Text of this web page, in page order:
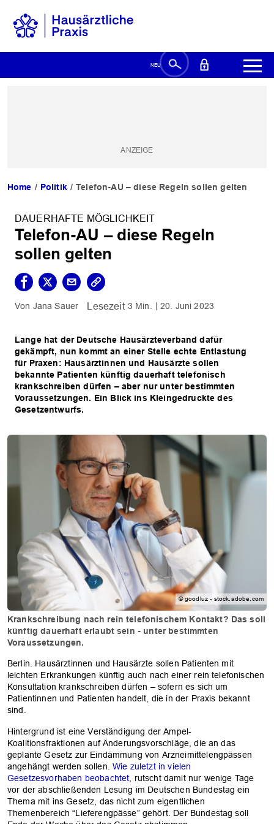
Home Politik Telefon-AU – diese Regeln sollen gelten
DAUERHAFTE MÖGLICHKEIT
Telefon-AU – diese Regeln
sollen gelten
Jana Sauer 3 Min. 20. Juni 2023
Lange hat der Deutsche Hausärzteverband dafür
gekämpft, nun kommt an einer Stelle echte Entlastung
für Praxen: Hausärztinnen und Hausärzte sollen
bekannte Patienten künftig dauerhaft telefonisch
krankschreiben dürfen – aber nur unter bestimmten
Voraussetzungen. Ein Blick ins Kleingedruckte des
Gesetzentwurfs.
© goodluz - stock.adobe.com
Krankschreibung nach rein telefonischem Kontakt? Das soll
künftig dauerhaft erlaubt sein - unter bestimmten
Voraussetzungen.
Berlin. Hausärztinnen und Hausärzte sollen Patienten mit
leichten Erkrankungen künftig auch nach einer rein telefonischen
Konsultation krankschreiben dürfen – sofern es sich um
Patientinnen und Patienten handelt, die in der Praxis bekannt
sind.
Hintergrund ist eine Verständigung der Ampel-
Koalitionsfraktionen auf Änderungsvorschläge, die an das
geplante Gesetz zur Eindämmung von Arzneimittelengpässen
angehängt werden sollen.Wie zuletzt in vielen
Gesetzesvorhaben beobachtet , rutscht damit nur wenige Tage
vor der abschließenden Lesung im Deutschen Bundestag ein
Thema mit ins Gesetz, das nicht zum eigentlichen
Themenbereich “Lieferengpässe” gehört. Der Bundestag soll